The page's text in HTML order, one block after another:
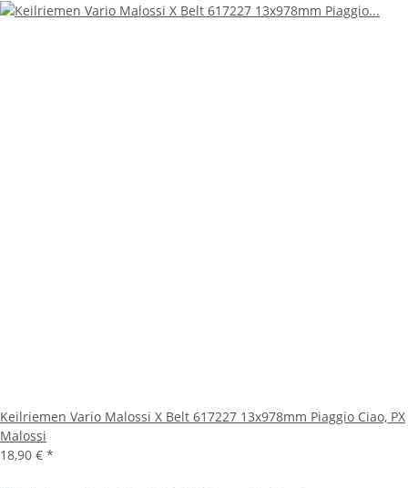
Keilriemen Vario Malossi X Belt 617227 13x978mm Piaggio Ciao, PX
Malossi
18,90 € *